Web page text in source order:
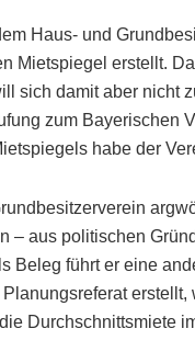
Haus- und
Mietspiegel erstellt.
sich damit aber nicht
zum Bayerischen
habe der
– aus politischen
Beleg führt er eine
Durchschnittsmiete